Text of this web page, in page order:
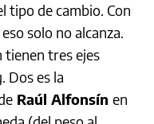
tipo de cambio. Con
solo no alcanza.
tienen tres ejes
Dos es la
Raúl Alfonsín en